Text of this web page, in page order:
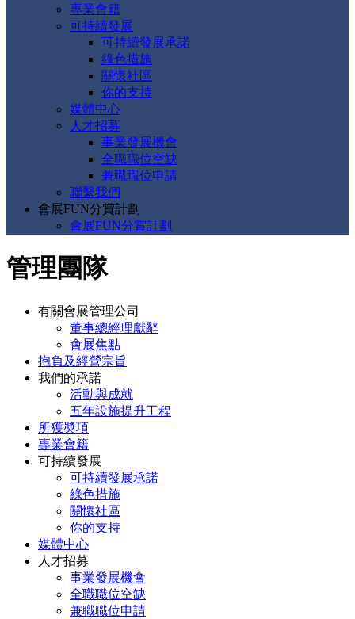
專業會籍
可持續發展
可持續發展承諾
綠色措施
關懷社區
你的支持
媒體中心
人才招募
事業發展機會
全職職位空缺
兼職職位申請
聯繫我們
會展FUN分賞計劃
會展FUN分賞計劃
管理團隊
有關會展管理公司
董事總經理獻辭
會展焦點
抱負及經營宗旨
我們的承諾
活動與成就
五年設施提升工程
所獲奬項
專業會籍
可持續發展
可持續發展承諾
綠色措施
關懷社區
你的支持
媒體中心
人才招募
事業發展機會
全職職位空缺
兼職職位申請